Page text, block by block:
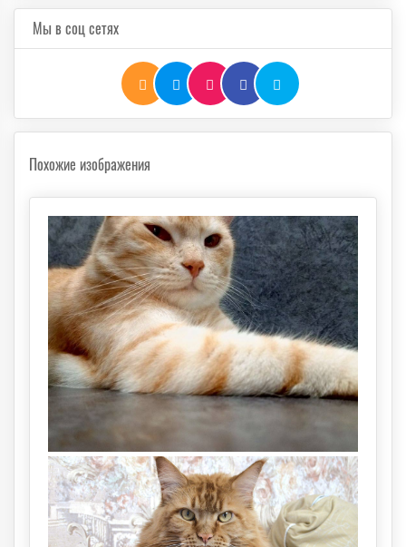
Мы в соц сетях
Похожие изображения